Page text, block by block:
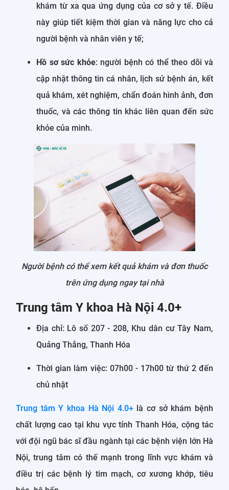
khám từ xa qua ứng dụng của cơ sở y tế. Điều
này giúp tiết kiệm thời gian và năng lực cho cả
người bệnh và nhân viên y tế;
Hồ sơ sức khỏe: người bệnh có thể theo dõi và
cập nhật thông tin cá nhân, lịch sử bệnh án, kết
quả khám, xét nghiệm, chẩn đoán hình ảnh, đơn
thuốc, và các thông tin khác liên quan đến sức
khỏe của mình.
Người bệnh có thể xem kết quả khám và đơn thuốc
trên ứng dụng ngay tại nhà
Trung tâm Y khoa Hà Nội 4.0+
Địa chỉ: Lô số 207 - 208, Khu dân cư Tây Nam,
Quảng Thắng, Thanh Hóa
Thời gian làm việc: 07h00 - 17h00 từ thứ 2 đến
chủ nhật
Trung tâm Y khoa Hà Nội 4.0+là cơ sở khám bệnh
chất lượng cao tại khu vực tỉnh Thanh Hóa, cộng tác
với đội ngũ bác sĩ đầu ngành tại các bệnh viện lớn Hà
Nội, trung tâm có thế mạnh trong lĩnh vực khám và
điều trị các bệnh lý tim mạch, cơ xương khớp, tiêu